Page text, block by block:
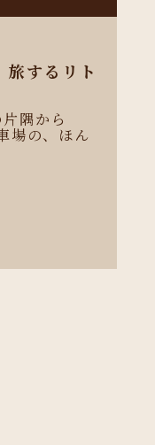
するリト
隅から
場の、ほん